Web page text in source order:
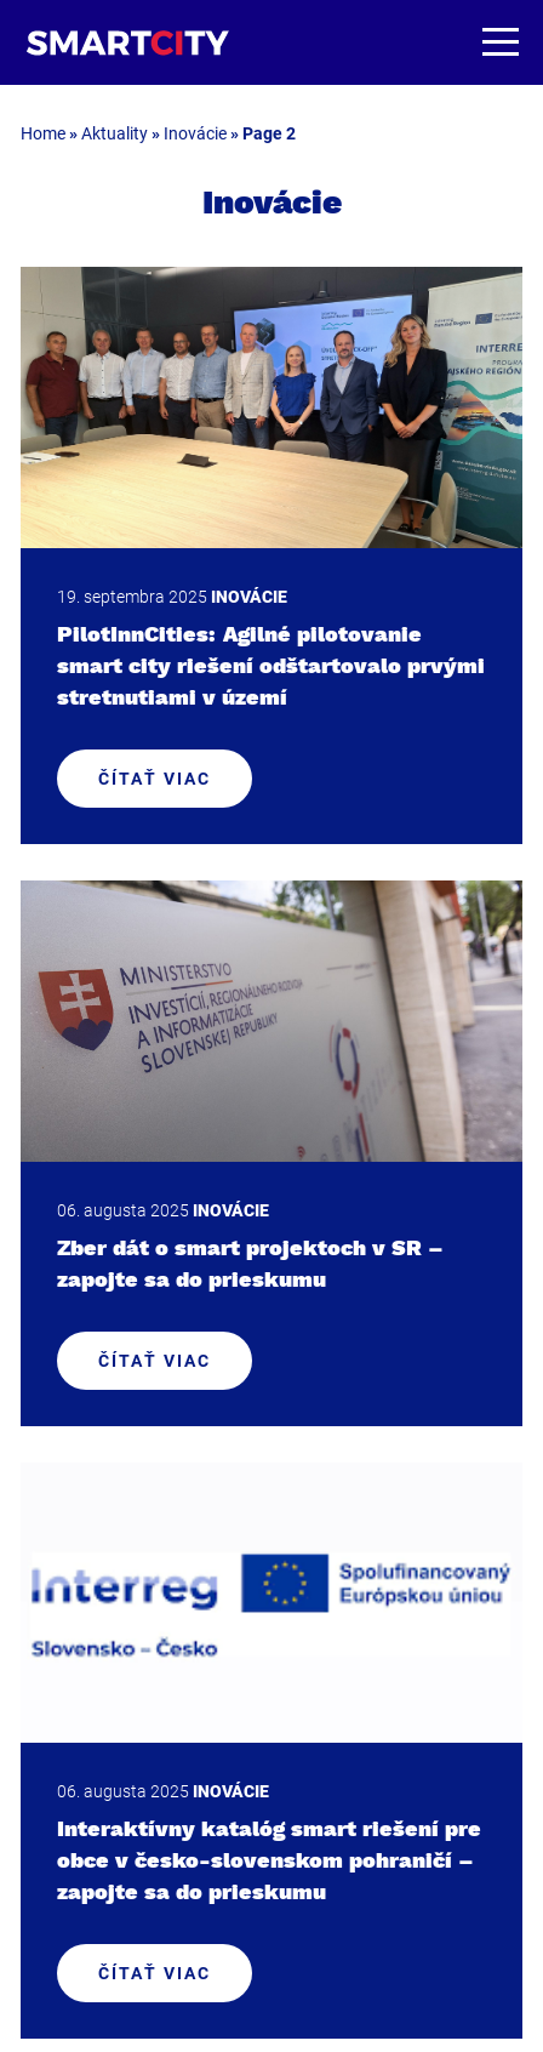
Home»Aktuality» Inovácie»Page 2
Inovácie
19. septembra 2025 INOVÁCIE
PilotInnCities: Agilné pilotovanie
smart city riešení odštartovalo prvými
stretnutiami v území
ČÍTAŤ VIAC
06. augusta 2025 INOVÁCIE
Zber dát o smart projektoch v SR –
zapojte sa do prieskumu
ČÍTAŤ VIAC
06. augusta 2025 INOVÁCIE
Interaktívny katalóg smart riešení pre
obce v česko-slovenskom pohraničí –
zapojte sa do prieskumu
ČÍTAŤ VIAC